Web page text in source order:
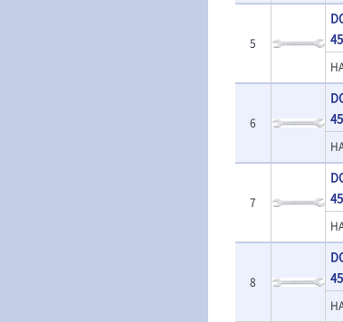
- 육각비트소켓레일세트
-
-
-
-
-
-
-
-
-
-
-
-
-
-
-
-
-
5
6
7
8